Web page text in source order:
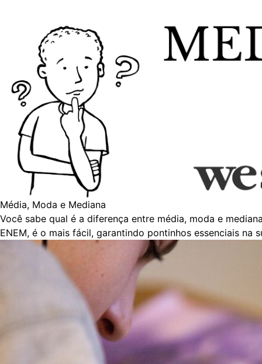
Média, Moda e Mediana
Você sabe qual é a diferença entre média, moda e
ENEM, é o mais fácil, garantindo pontinhos essenciais na